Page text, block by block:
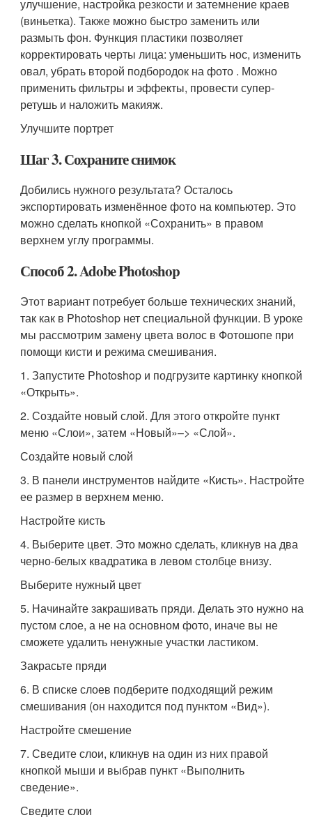
улучшение, настройка резкости и затемнение краев
(виньетка). Также можно быстро заменить или
размыть фон. Функция пластики позволяет
корректировать черты лица: уменьшить нос, изменить
овал, убрать второй подбородок на фото . Можно
применить фильтры и эффекты, провести супер-
ретушь и наложить макияж.
Улучшите портрет
Шаг 3. Сохраните снимок
Добились нужного результата? Осталось
экспортировать изменённое фото на компьютер. Это
можно сделать кнопкой «Сохранить» в правом
верхнем углу программы.
Способ 2. Adobe Photoshop
Этот вариант потребует больше технических знаний,
так как в Photoshop нет специальной функции. В уроке
мы рассмотрим замену цвета волос в Фотошопе при
помощи кисти и режима смешивания.
1. Запустите Photoshop и подгрузите картинку кнопкой
«Открыть».
2. Создайте новый слой. Для этого откройте пункт
меню «Слои», затем «Новый»–> «Слой».
Создайте новый слой
3. В панели инструментов найдите «Кисть». Настройте
ее размер в верхнем меню.
Настройте кисть
4. Выберите цвет. Это можно сделать, кликнув на два
черно-белых квадратика в левом столбце внизу.
Выберите нужный цвет
5. Начинайте закрашивать пряди. Делать это нужно на
пустом слое, а не на основном фото, иначе вы не
сможете удалить ненужные участки ластиком.
Закрасьте пряди
6. В списке слоев подберите подходящий режим
смешивания (он находится под пунктом «Вид»).
Настройте смешение
7. Сведите слои, кликнув на один из них правой
кнопкой мыши и выбрав пункт «Выполнить
сведение».
Сведите слои